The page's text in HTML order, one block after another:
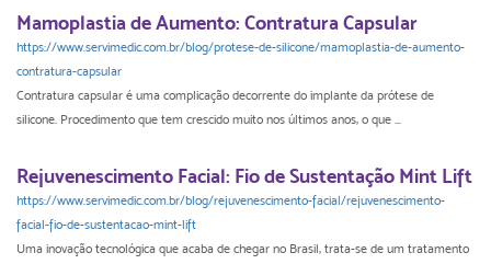
Mamoplastia de Aumento: Contratura Capsular
https://www.servimedic.com.br/blog/protese-de-silicone/mamoplastia-de-aumento-
contratura-capsular
Contratura capsular é uma complicação decorrente do implante da prótese de
silicone. Procedimento que tem crescido muito nos últimos anos, o que ...
Rejuvenescimento Facial: Fio de Sustentação Mint Lift
https://www.servimedic.com.br/blog/rejuvenescimento-facial/rejuvenescimento-
facial-fio-de-sustentacao-mint-lift
Uma inovação tecnológica que acaba de chegar no Brasil, trata-se de um tratamento